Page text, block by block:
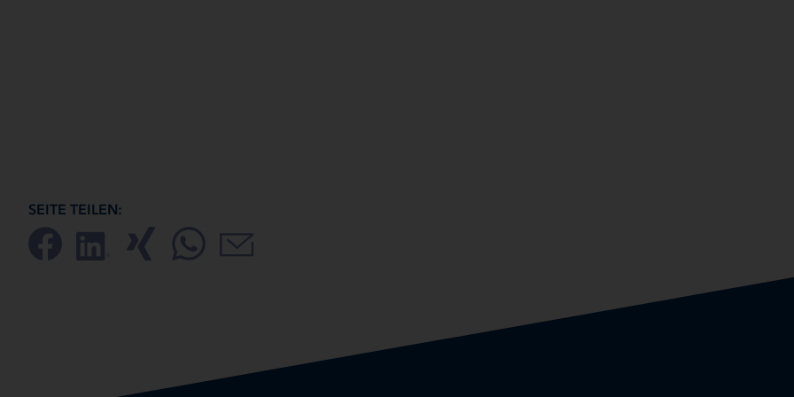
SEITE TEILEN: